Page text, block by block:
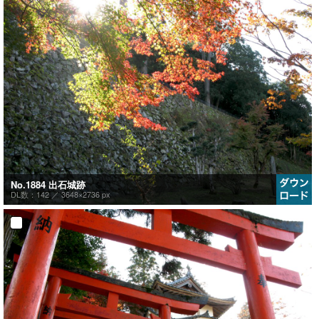
No.1884 出石城跡
DL数：142 ／3648×2736 px